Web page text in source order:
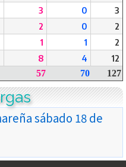
3 0 3
2 0 2
1 1 2
8 4 12
57 70 127
sábado 18 de